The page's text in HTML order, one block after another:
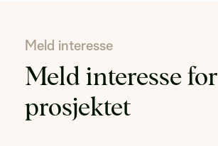
Meld interesse
Meld interesse for
prosjektet